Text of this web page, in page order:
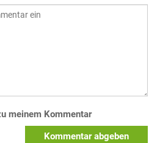
meinem Kommentar
Kommentar abgeben